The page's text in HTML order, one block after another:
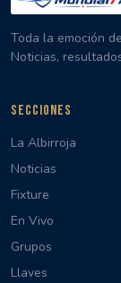
Toda la emoción
Noticias,
SECCIONES
La Albirroja
Noticias
Fixture
En Vivo
Grupos
Llaves